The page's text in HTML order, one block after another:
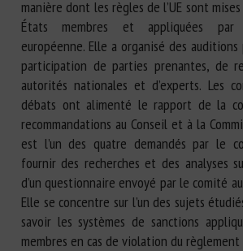
manière dont les règles de l’UE sont
États membres et appliquées par
européenne. Elle a organisé des auditions
participation de parties prenantes, de
autorités nationales et d’experts. Les
débats ont alimenté le rapport de la
recommandations au Conseil et à la
est l’un des quatre demandés par le
fournir des recherches et des analyses
d’un questionnaire envoyé par le comité
Elle se concentre sur l’un des sujets
savoir les systèmes de sanctions
membres en cas de violation du